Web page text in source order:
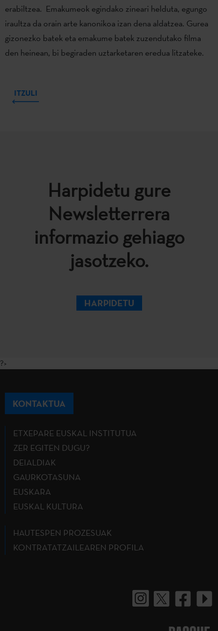
erabiltzea. Emakumeok egindako zineari helduta, egungo
iraultza da orain arte kanonikoa izan dena aldatzea. Gurea
gizonezko batek eta emakume batek zuzendutako filma
den heinean, bi begiraden uztarketaren eredua litzateke.
ITZULI
Harpidetu gure
Newsletterrera
informazio gehiago
jasotzeko.
HARPIDETU
?>
KONTAKTUA
ETXEPARE EUSKAL INSTITUTUA
ZER EGITEN DUGU?
DEIALDIAK
GAURKOTASUNA
EUSKARA
EUSKAL KULTURA
HAUTESPEN PROZESUAK
KONTRATATZAILEAREN PROFILA